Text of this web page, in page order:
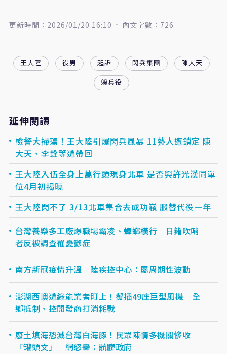
更新時間：2026/01/20 16:10 內文字數：726
王大陸 役男 起訴 閃兵集團
陳大天
躲兵役
延伸閱讀
檢警大掃蕩！王大陸引爆閃兵風暴 11藝人遭鎖定 陳
大天、李銓等遭帶回
王大陸入伍全身上萬行頭現身北車 是否與許光漢同單
位4月初揭曉
王大陸閃不了 3/13北車集合去成功嶺 服替代役一年
台灣養樂多工廠爆職場霸凌、蟑螂橫行 日籍吹哨
者反被調查罹憂鬱症
南方新冠疫情升溫 陸疾控中心：屬周期性波動
澎湖西嶼遭綠能業者盯上！擬插49座巨型風機 全
鄉抵制、控開發商打消耗戰
廢土填海恐滅台灣白海豚！民眾陳情多機關慘收
「罐頭文」 網怒轟：骯髒政府